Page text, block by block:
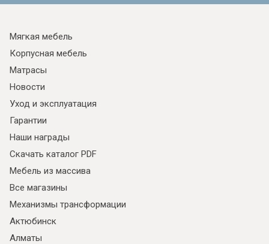
Мягкая мебель
Корпусная мебель
Матрасы
Новости
Уход и эксплуатация
Гарантии
Наши награды
Скачать каталог PDF
Мебель из массива
Все магазины
Механизмы трансформации
Актюбинск
Алматы